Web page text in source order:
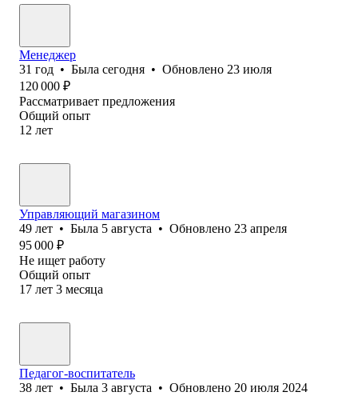
Менеджер
31 год • Была сегодня • Обновлено 23 июля
120 000 ₽
Рассматривает предложения
Общий опыт
12 лет
Управляющий магазином
49 лет • Была 5 августа • Обновлено 23 апреля
95 000 ₽
Не ищет работу
Общий опыт
17 лет 3 месяца
Педагог-воспитатель
38 лет • Была 3 августа • Обновлено 20 июля 2024